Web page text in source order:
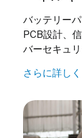
バッテリー
PCB設計、
バーセキュ
さらに詳しく